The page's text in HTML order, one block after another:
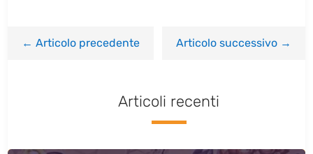
←Articolo precedente Articolo successivo→
Articoli recenti